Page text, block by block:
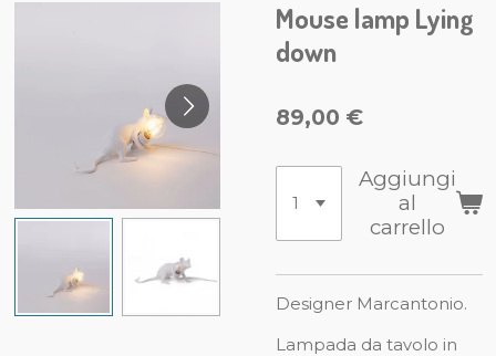
Mouse lamp Lying
down
89,00 €
Aggiungi
al
carrello
Designer Marcantonio.
Lampada da tavolo in